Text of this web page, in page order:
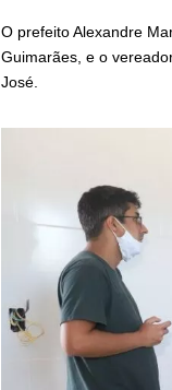
O prefeito Alexandre
Guimarães, e o
José.